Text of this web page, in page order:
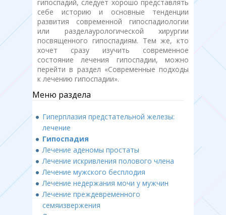
гипоспадий, следует хорошо представлять
себе историю и основные тенденции
развития современной гипоспадиологии
или разделаурологической хирургии
посвященного гипоспадиям. Тем же, кто
хочет сразу изучить современное
состояние лечения гипоспадии, можно
перейти в раздел «Современные подходы
к лечению гипоспадии».
Меню раздела
Гиперплазия предстательной железы:
лечение
Гипоспадия
Лечение аденомы простаты
Лечение искривления полового члена
Лечение мужского бесплодия
Лечение недержания мочи у мужчин
Лечение преждевременного
семяизвержения